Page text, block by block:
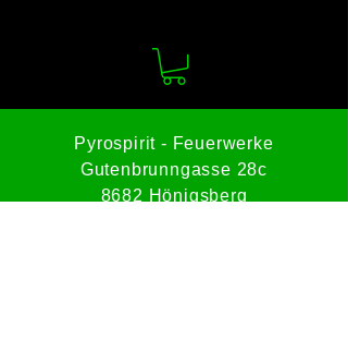
Pyrospirit - Feuerwerke
Gutenbrunngasse 28c
8682 Hönigsberg